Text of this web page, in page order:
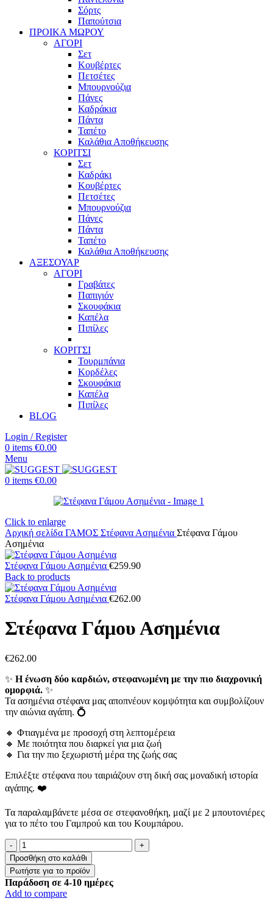
Σόρτς
Παπούτσια
ΠΡΟΙΚΑ ΜΩΡΟΥ
ΑΓΟΡΙ
Σετ
Κουβέρτες
Πετσέτες
Μπουρνούζια
Πάνες
Καδράκια
Πάντα
Ταπέτο
Καλάθια Αποθήκευσης
ΚΟΡΙΤΣΙ
Σετ
Καδράκι
Κουβέρτες
Πετσέτες
Μπουρνούζια
Πάνες
Πάντα
Ταπέτο
Καλάθια Αποθήκευσης
ΑΞΕΣΟΥΑΡ
ΑΓΟΡΙ
Γραβάτες
Παπιγιόν
Σκουφάκια
Καπέλα
Πιπίλες
ΚΟΡΙΤΣΙ
Τουρμπάνια
Κορδέλες
Σκουφάκια
Καπέλα
Πιπίλες
BLOG
Login / Register
0 items €0.00
Menu
0 items €0.00
Click to enlarge
Αρχική σελίδα ΓΑΜΟΣ Στέφανα Ασημένια Στέφανα Γάμου
Ασημένια
Στέφανα Γάμου Ασημένια €259.90
Back to products
Στέφανα Γάμου Ασημένια €262.00
Στέφανα Γάμου Ασημένια
€262.00
✨ Η ένωση δύο καρδιών, στεφανωμένη με την πιο διαχρονική
ομορφιά. ✨
Τα ασημένια στέφανα μας αποπνέουν κομψότητα και συμβολίζουν
την αιώνια αγάπη. 💍
🔸 Φτιαγμένα με προσοχή στη λεπτομέρεια
🔸 Με ποιότητα που διαρκεί για μια ζωή
🔸 Για την πιο ξεχωριστή μέρα της ζωής σας
Επιλέξτε στέφανα που ταιριάζουν στη δική σας μοναδική ιστορία
αγάπης. ❤️
Τα παραλαμβάνετε μέσα σε στεφανοθήκη, μαζί με 2 μπουτονιέρες
για το πέτο του Γαμπρού και του Κουμπάρου.
Στέφανα
Γάμου
Ασημένια
ποσότητα
Προσθήκη στο καλάθι
Παράδοση σε 4-10 ημέρες
Add to compare